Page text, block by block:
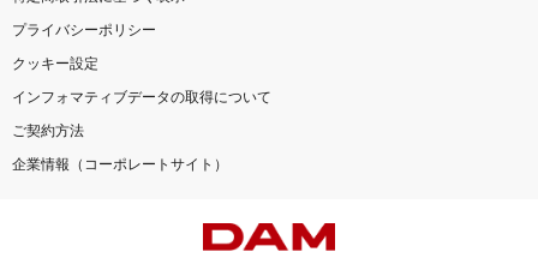
プライバシーポリシー
クッキー設定
インフォマティブデータの取得について
ご契約方法
企業情報（コーポレートサイト）